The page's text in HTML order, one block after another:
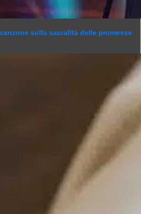
sulla sacralità delle promesse